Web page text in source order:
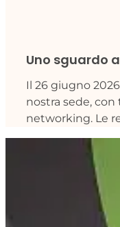
Uno sguardo
Il 26 giugno
nostra sede,
networking. Le